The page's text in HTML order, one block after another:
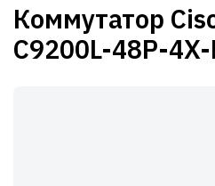
Коммутатор
C9200L-48P-4X-